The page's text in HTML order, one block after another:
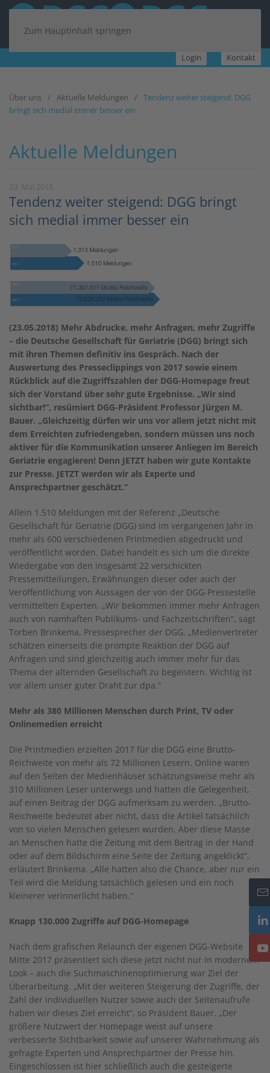
Zum Hauptinhalt springen
Login Kontakt
Über uns Aktuelle Meldungen
Tendenz weiter steigend: DGG
bringt sich medial immer besser ein
Aktuelle Meldungen
Tendenz weiter steigend: DGG bringt
sich medial immer besser ein
(23.05.2018) Mehr Abdrucke, mehr Anfragen, mehr Zugriffe
– die Deutsche Gesellschaft für Geriatrie (DGG) bringt sich
mit ihren Themen definitiv ins Gespräch. Nach der
Auswertung des Presseclippings von 2017 sowie einem
Rückblick auf die Zugriffszahlen der DGG-Homepage freut
sich der Vorstand über sehr gute Ergebnisse. „Wir sind
sichtbar!“, resümiert DGG-Präsident Professor Jürgen M.
Bauer. „Gleichzeitig dürfen wir uns vor allem jetzt nicht mit
dem Erreichten zufriedengeben, sondern müssen uns noch
aktiver für die Kommunikation unserer Anliegen im Bereich
Geriatrie engagieren! Denn JETZT haben wir gute Kontakte
zur Presse. JETZT werden wir als Experte und
Ansprechpartner geschätzt.“
Allein 1.510 Meldungen mit der Referenz „Deutsche
Gesellschaft für Geriatrie (DGG) sind im vergangenen Jahr in
mehr als 600 verschiedenen Printmedien abgedruckt und
veröffentlicht worden. Dabei handelt es sich um die direkte
Wiedergabe von den insgesamt 22 verschickten
Pressemitteilungen, Erwähnungen dieser oder auch der
Veröffentlichung von Aussagen der von der DGG-Pressestelle
vermittelten Experten. „Wir bekommen immer mehr Anfragen
auch von namhaften Publikums- und Fachzeitschriften“, sagt
Torben Brinkema, Pressesprecher der DGG. „Medienvertreter
schätzen einerseits die prompte Reaktion der DGG auf
Anfragen und sind gleichzeitig auch immer mehr für das
Thema der alternden Gesellschaft zu begeistern. Wichtig ist
vor allem unser guter Draht zur dpa.“
Mehr als 380 Millionen Menschen durch Print, TV oder
Onlinemedien erreicht
Die Printmedien erzielten 2017 für die DGG eine Brutto-
Reichweite von mehr als 72 Millionen Lesern. Online waren
auf den Seiten der Medienhäuser schätzungsweise mehr als
310 Millionen Leser unterwegs und hatten die Gelegenheit,
auf einen Beitrag der DGG aufmerksam zu werden. „Brutto-
Reichweite bedeutet aber nicht, dass die Artikel tatsächlich
von so vielen Menschen gelesen wurden. Aber diese Masse
an Menschen hatte die Zeitung mit dem Beitrag in der Hand
oder auf dem Bildschirm eine Seite der Zeitung angeklickt“,
erläutert Brinkema. „Alle hatten also die Chance, aber nur ein
Teil wird die Meldung tatsächlich gelesen und ein noch
kleinerer verinnerlicht haben.“
Knapp 130.000 Zugriffe auf DGG-Homepage
Nach dem grafischen Relaunch der eigenen DGG-Website
Mitte 2017 präsentiert sich diese jetzt nicht nur in modernem
Look – auch die Suchmaschinenoptimierung war Ziel der
Überarbeitung. „Mit der weiteren Steigerung der Zugriffe, der
Zahl der individuellen Nutzer sowie auch der Seitenaufrufe
haben wir dieses Ziel erreicht“, so Präsident Bauer. „Der
größere Nutzwert der Homepage weist auf unsere
verbesserte Sichtbarkeit sowie auf unserer Wahrnehmung als
gefragte Experten und Ansprechpartner der Presse hin.
Eingeschlossen ist hier schließlich auch die gesteigerte